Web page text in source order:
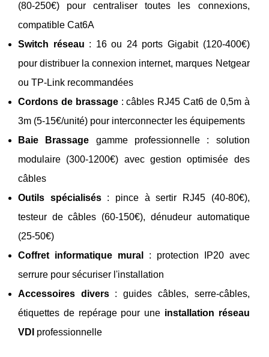
(80-250€) pour centraliser toutes les connexions,
compatible Cat6A
Switch réseau : 16 ou 24 ports Gigabit (120-400€)
pour distribuer la connexion internet, marques Netgear
ou TP-Link recommandées
Cordons de brassage: câbles RJ45 Cat6 de 0,5m à
3m (5-15€/unité) pour interconnecter les équipements
Baie Brassage gamme professionnelle : solution
modulaire (300-1200€) avec gestion optimisée des
câbles
Outils spécialisés: pince à sertir RJ45 (40-80€),
testeur de câbles (60-150€), dénudeur automatique
(25-50€)
Coffret informatique mural
: protection IP20 avec
serrure pour sécuriser l'installation
Accessoires divers: guides câbles, serre-câbles,
étiquettes de repérage pour une installation réseau
VDI professionnelle